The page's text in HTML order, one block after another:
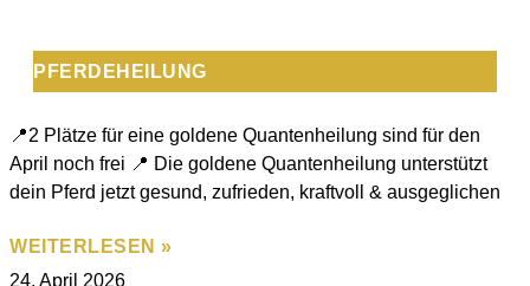
PFERDEHEILUNG
📍2 Plätze für eine goldene Quantenheilung sind für den
April noch frei 📍 Die goldene Quantenheilung unterstützt
dein Pferd jetzt gesund, zufrieden, kraftvoll & ausgeglichen
WEITERLESEN »
24. April 2026